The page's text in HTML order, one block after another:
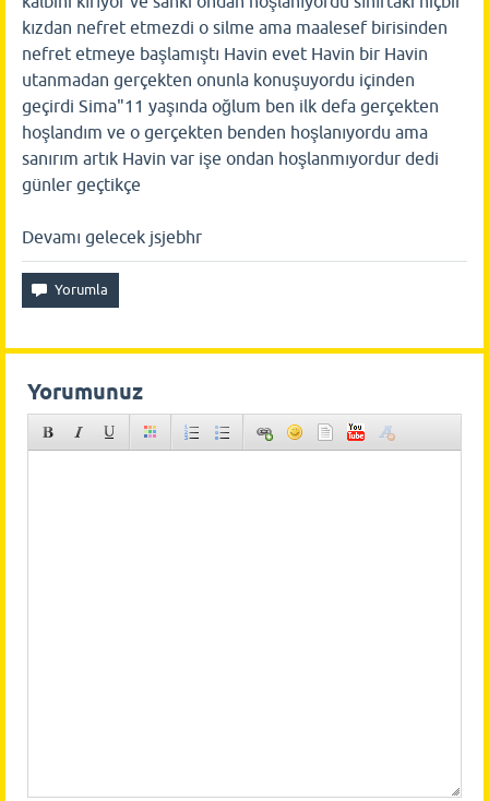
kızdan nefret etmezdi o silme ama maalesef birisinden
nefret etmeye başlamıştı Havin evet Havin bir Havin
utanmadan gerçekten onunla konuşuyordu içinden
geçirdi Sima"11 yaşında oğlum ben ilk defa gerçekten
hoşlandım ve o gerçekten benden hoşlanıyordu ama
sanırım artık Havin var işe ondan hoşlanmıyordur dedi
günler geçtikçe
Devamı gelecek jsjebhr
Yorumunuz